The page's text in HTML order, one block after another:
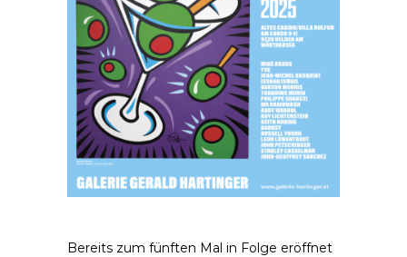
Bereits zum fünften Mal in Folge eröffnet